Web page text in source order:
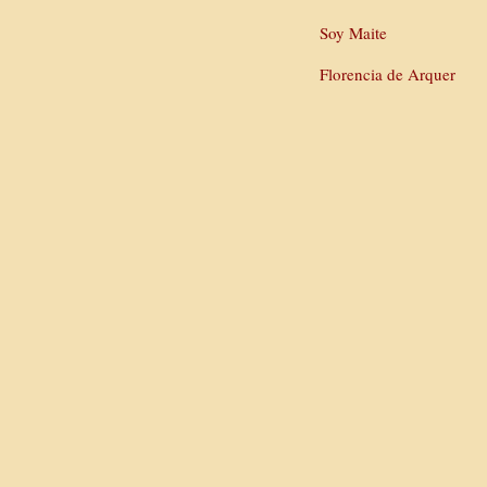
Soy Maite
Florencia de Arquer